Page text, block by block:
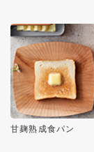
甘麹熟成食パン